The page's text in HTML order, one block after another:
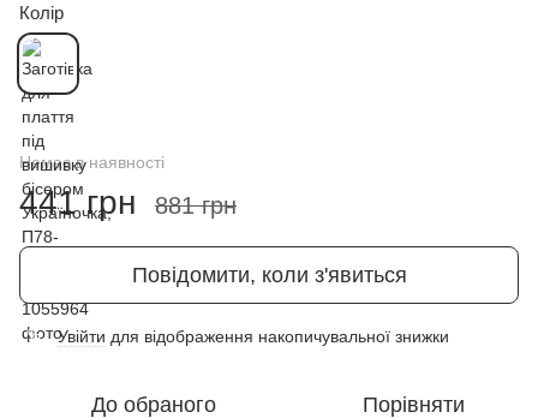
Колір
Немає в наявності
441 грн 881 грн
Повідомити, коли з'явиться
% Увійти для відображення накопичувальної знижки
До обраного Порівняти